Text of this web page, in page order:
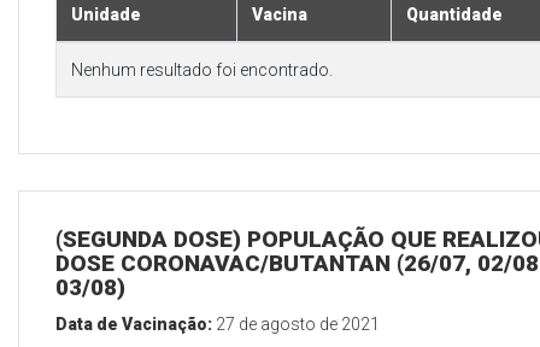
Unidade Vacina Quantidade
Nenhum resultado foi encontrado.
(SEGUNDA DOSE) POPULAÇÃO QUE
DOSE CORONAVAC/BUTANTAN (26/07, 02/
03/08)
Data de Vacinação: 27 de agosto de 2021